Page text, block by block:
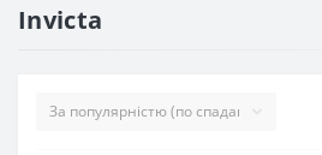
Invicta